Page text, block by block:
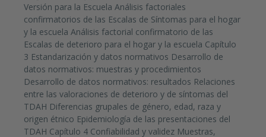
Versión para la Escuela Análisis factoriales
confirmatorios de las Escalas de Síntomas para el hogar
y la escuela Análisis factorial confirmatorio de las
Escalas de deterioro para el hogar y la escuela Capítulo
3 Estandarización y datos normativos Desarrollo de
datos normativos: muestras y procedimientos
Desarrollo de datos normativos: resultados Relaciones
entre las valoraciones de deterioro y de síntomas del
TDAH Diferencias grupales de género, edad, raza y
origen étnico Epidemiología de las presentaciones del
TDAH Capítulo 4 Confiabilidad y validez Muestras,